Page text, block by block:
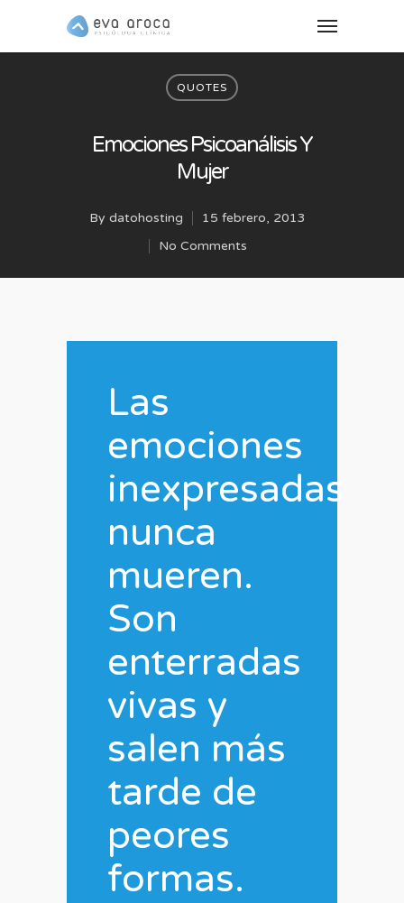
QUOTES
Emociones Psicoanálisis Y
Mujer
By datohosting
15 febrero, 2013
No Comments
Las
emociones
inexpresadas
nunca
mueren.
Son
enterradas
vivas y
salen más
tarde de
peores
formas.